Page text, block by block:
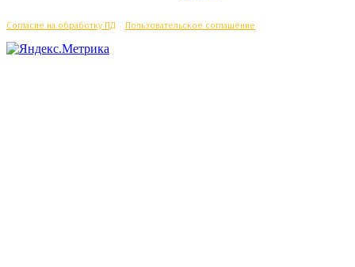
Согласие на обработку ПД Пользовательское соглашение